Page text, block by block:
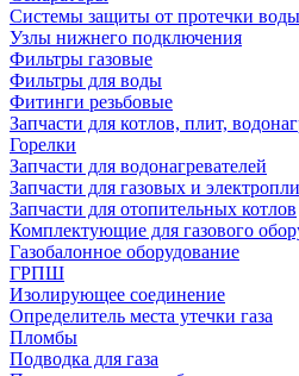
Системы защиты от протечки воды
Узлы нижнего подключения
Фильтры газовые
Фильтры для воды
Фитинги резьбовые
Запчасти для котлов, плит,
Горелки
Запчасти для водонагревателей
Запчасти для газовых и
Запчасти для отопительных котлов
Комплектующие для газового
Газобалонное оборудование
ГРПШ
Изолирующее соединение
Определитель места утечки газа
Пломбы
Подводка для газа